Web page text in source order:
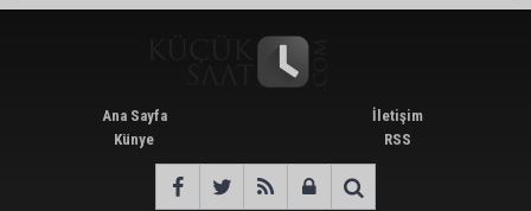
Ana Sayfa
Künye
İletişim
RSS